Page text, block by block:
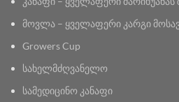
მოვლა – ყველაფერი კარგი
Growers Cup
სახელმძღვანელო
სამედიცინო კანაფი